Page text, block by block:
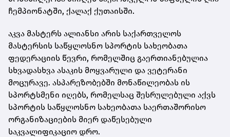
ჩემპიონატში, ქალაქ ქუთაისში.
აკვა მასტერს ალიანსი არის საქართველოს
მასტერსის საწყლოსნო სპორტის სახეობათა
ფედერაციის წევრი, რომელშიც გაერთიანებულია
სხვადასხვა ასაკის მოყვარული და ვეტერანი
მოცურავე. ასპარეზობებში მონაწილეობას ის
სპორტსმენი იღებს, რომელსაც შესრულებული აქვს
სპორტის საწყლოსნო სახეობათა საერთაშორისო
ორგანიზაციების მიერ დაწესებული
საკვალიფიკაციო დრო.